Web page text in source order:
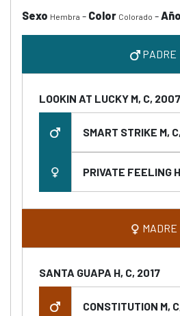
Sexo Hembra - Color Colorado -
PADRE
LOOKIN AT LUCKY M, C, 2007
SMART STRIKE M,
PRIVATE FEELING
MADRE
SANTA GUAPA H, C, 2017
CONSTITUTION M,